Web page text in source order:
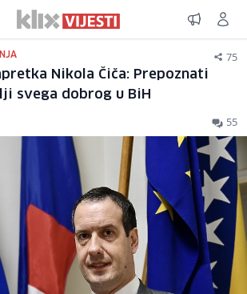
75
Nikola Čiča: Prepoznati
svega dobrog u BiH
55